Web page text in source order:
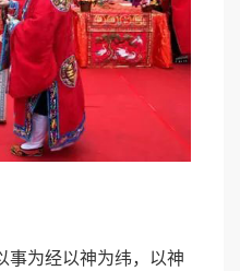
为经以神为纬，以神